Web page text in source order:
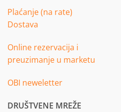
Plaćanje (na rate)
Dostava
Online rezervacija i
preuzimanje u marketu
OBI neweletter
DRUŠTVENE MREŽE